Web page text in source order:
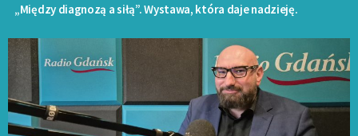
„Między diagnozą a siłą”. Wystawa, która daje nadzieję.